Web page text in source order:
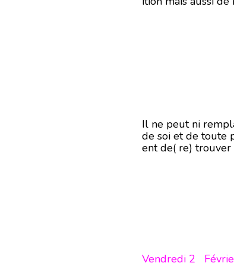
Il ne peut ni
de soi et de toute
ent de( re) trouver
Vendredi 2